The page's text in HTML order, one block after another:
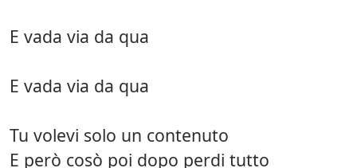
E vada via da qua
E vada via da qua
Tu volevi solo un contenuto
E però cosò poi dopo perdi tutto